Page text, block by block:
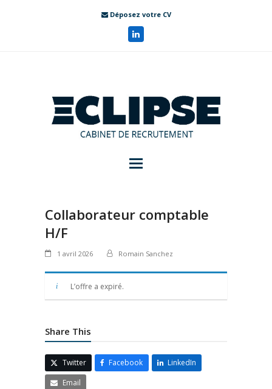
Déposez votre CV
Collaborateur comptable
H/F
1 avril 2026 Romain Sanchez
L’offre a expiré.
Share This
Twitter Facebook
LinkedIn
Email